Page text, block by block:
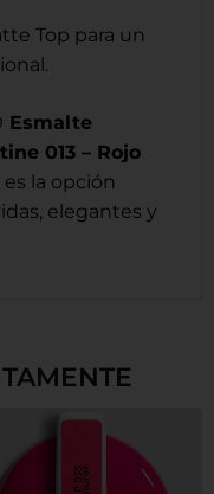
Top para un
Esmalte
013 – Rojo
es la opción
elegantes y